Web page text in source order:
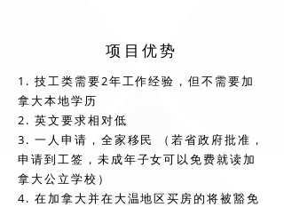
项目优势
1. 技工类需要2年工作经验，但不需要加
拿大本地学历
2. 英文要求相对低
3. 一人申请，全家移民 （若省政府批准，
申请到工签，未成年子女可以免费就读加
拿大公立学校）
4. 在加拿大并在大温地区买房的将被豁免